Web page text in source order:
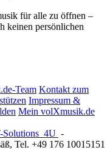
für alle zu öffnen –
keinen persönlichen
Team Kontakt zum
Impressum &
Mein volXmusik.de
Solutions 4U -
, Tel. +49 176 10015151